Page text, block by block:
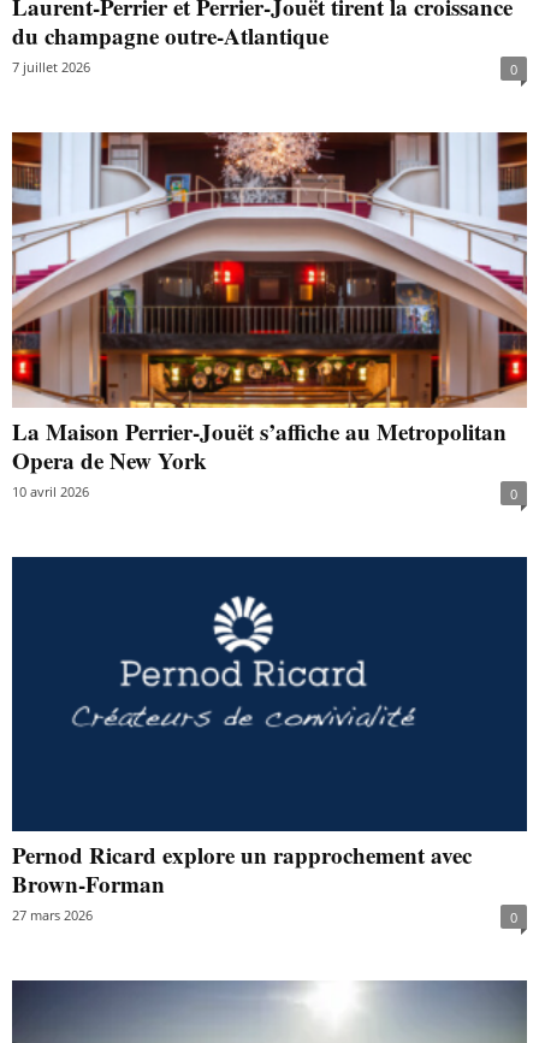
Laurent-Perrier et Perrier-Jouët tirent la croissance
du champagne outre-Atlantique
7 juillet 2026 0
La Maison Perrier-Jouët s’affiche au Metropolitan
Opera de New York
10 avril 2026 0
Pernod Ricard explore un rapprochement avec
Brown-Forman
27 mars 2026 0